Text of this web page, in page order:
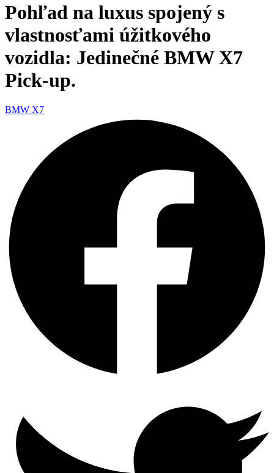
Pohľad na luxus spojený s
vlastnosťami úžitkového
vozidla: Jedinečné BMW X7
Pick-up.
BMW X7